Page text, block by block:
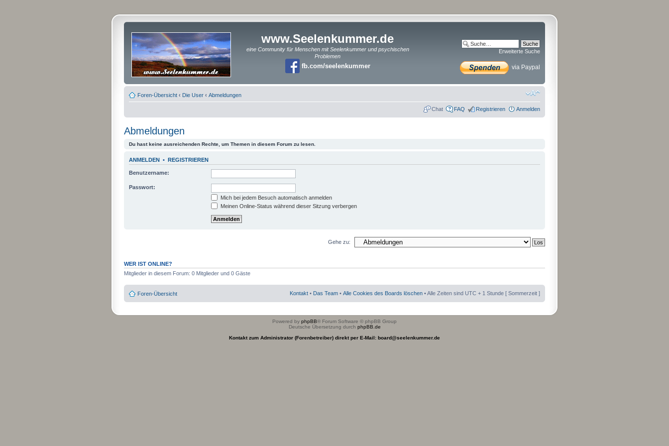
www.Seelenkummer.de
eine Community für Menschen mit Seelenkummer und psychischen
Problemen
fb.com/seelenkummer
Erweiterte Suche
via Paypal
Foren-Übersicht ‹ Die User ‹ Abmeldungen
Chat FAQ Registrieren Anmelden
Abmeldungen
Du hast keine ausreichenden Rechte, um Themen in diesem Forum zu lesen.
ANMELDEN • REGISTRIEREN
Benutzername:
Passwort:
Mich bei jedem Besuch automatisch anmelden
Meinen Online-Status während dieser Sitzung verbergen
Gehe zu:
WER IST ONLINE?
Mitglieder in diesem Forum: 0 Mitglieder und 0 Gäste
Foren-Übersicht Kontakt • Das Team • Alle Cookies des Boards löschen • Alle Zeiten sind UTC + 1 Stunde [ Sommerzeit ]
Powered by phpBB® Forum Software © phpBB Group
Deutsche Übersetzung durch phpBB.de
Kontakt zum Administrator (Forenbetreiber) direkt per E-Mail: board@seelenkummer.de